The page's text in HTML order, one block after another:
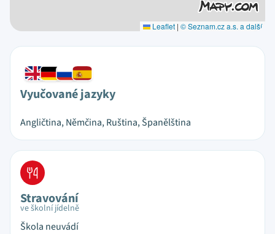
Leaflet | © Seznam.cz a.s. a další
Vyučované jazyky
Angličtina, Němčina, Ruština, Španělština
Stravování
ve školní jídelně
Škola neuvádí